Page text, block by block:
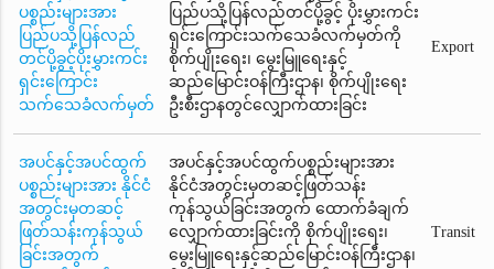
ပစ္စည်းများအား
ပြည်ပသို့ပြန်လည်
တင်ပို့ခွင့်ပိုးမွှားကင်း
ရှင်းကြောင်း
သက်သေခံလက်မှတ်
ပြည်ပသို့ပြန်လည်တင်ပို့ခွင့် ပိုးမွှားကင်း
ရှင်းကြောင်းသက်သေခံလက်မှတ်ကို
စိုက်ပျိုးရေး၊ မွေးမြူရေးနှင့်
ဆည်မြောင်းဝန်ကြီးဌာန၊ စိုက်ပျိုးရေး
ဦးစီးဌာနတွင်လျှောက်ထားခြင်း
Export
အပင်နှင့်အပင်ထွက်
ပစ္စည်းများအား နိုင်ငံ
အတွင်းမှတဆင့်
ဖြတ်သန်းကုန်သွယ်
ခြင်းအတွက်
အပင်နှင့်အပင်ထွက်ပစ္စည်းများအား
နိုင်ငံအတွင်းမှတဆင့်ဖြတ်သန်း
ကုန်သွယ်ခြင်းအတွက် ထောက်ခံချက်
လျှောက်ထားခြင်းကို စိုက်ပျိုးရေး၊
မွေးမြူရေးနှင့်ဆည်မြောင်းဝန်ကြီးဌာန၊
Transit